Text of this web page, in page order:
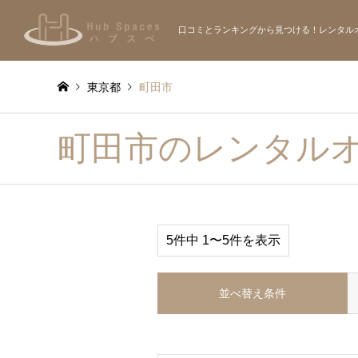
口コミとランキングから見つける！レンタル
東京都 町田市
町田市のレンタル
5件中 1〜5件を表示
並べ替え条件